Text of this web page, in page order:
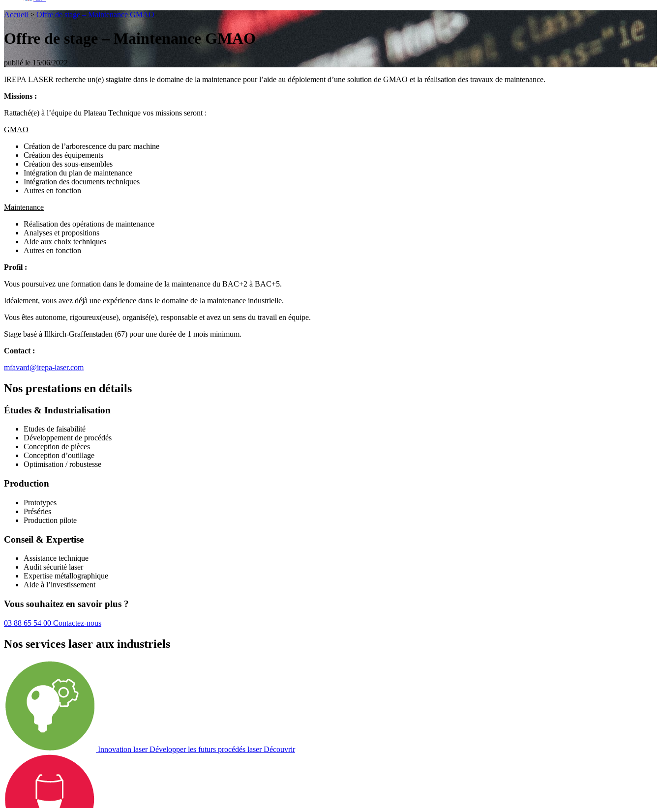
Accueil > Offre de stage – Maintenance GMAO
Offre de stage – Maintenance GMAO
publié le 15/06/2022
IREPA LASER recherche un(e) stagiaire dans le domaine de la maintenance pour l’aide au déploiement d’une solution de GMAO et la réalisation des travaux de maintenance.
Missions :
Rattaché(e) à l’équipe du Plateau Technique vos missions seront :
GMAO
Création de l’arborescence du parc machine
Création des équipements
Création des sous-ensembles
Intégration du plan de maintenance
Intégration des documents techniques
Autres en fonction
Maintenance
Réalisation des opérations de maintenance
Analyses et propositions
Aide aux choix techniques
Autres en fonction
Profil :
Vous poursuivez une formation dans le domaine de la maintenance du BAC+2 à BAC+5.
Idéalement, vous avez déjà une expérience dans le domaine de la maintenance industrielle.
Vous êtes autonome, rigoureux(euse), organisé(e), responsable et avez un sens du travail en équipe.
Stage basé à Illkirch-Graffenstaden (67) pour une durée de 1 mois minimum.
Contact :
mfavard@irepa-laser.com
Nos prestations en détails
Études & Industrialisation
Etudes de faisabilité
Développement de procédés
Conception de pièces
Conception d’outillage
Optimisation / robustesse
Production
Prototypes
Préséries
Production pilote
Conseil & Expertise
Assistance technique
Audit sécurité laser
Expertise métallographique
Aide à l’investissement
Vous souhaitez en savoir plus ?
03 88 65 54 00 Contactez-nous
Nos services laser aux industriels
Innovation laser Développer les futurs procédés laser Découvrir